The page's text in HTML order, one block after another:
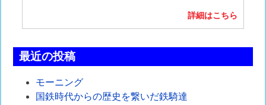
詳細はこちら
最近の投稿
モーニング
国鉄時代からの歴史を繋いだ鉄騎達